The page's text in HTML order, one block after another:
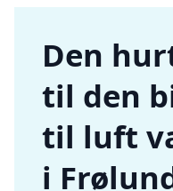
Den
til den
til luft
i